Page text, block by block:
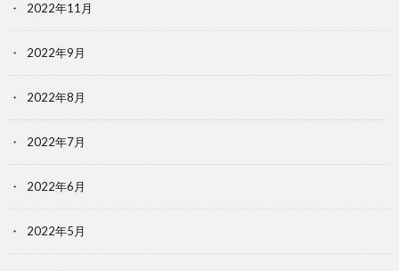
2022年11月
2022年9月
2022年8月
2022年7月
2022年6月
2022年5月